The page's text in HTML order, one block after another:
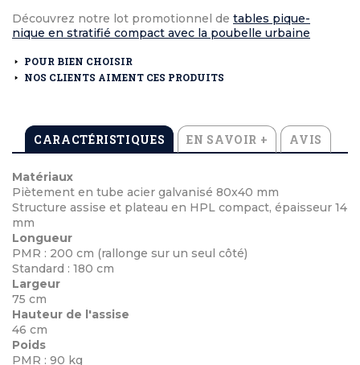
Découvrez notre lot promotionnel de tables pique-
nique en stratifié compact avec la poubelle urbaine
POUR BIEN CHOISIR
NOS CLIENTS AIMENT CES PRODUITS
CARACTÉRISTIQUES EN SAVOIR + AVIS
Matériaux
Piètement en tube acier galvanisé 80x40 mm
Structure assise et plateau en HPL compact, épaisseur 14
mm
Longueur
PMR : 200 cm (rallonge sur un seul côté)
Standard : 180 cm
Largeur
75 cm
Hauteur de l'assise
46 cm
Poids
PMR : 90 kg